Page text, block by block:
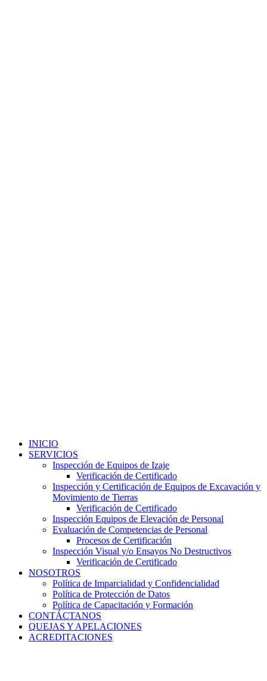
INICIO
SERVICIOS
Inspección de Equipos de Izaje
Verificación de Certificado
Inspección y Certificación de Equipos de Excavación y
Movimiento de Tierras
Verificación de Certificado
Inspección Equipos de Elevación de Personal
Evaluación de Competencias de Personal
Procesos de Certificación
Inspección Visual y/o Ensayos No Destructivos
Verificación de Certificado
NOSOTROS
Política de Imparcialidad y Confidencialidad
Política de Protección de Datos
Política de Capacitación y Formación
CONTÁCTANOS
QUEJAS Y APELACIONES
ACREDITACIONES